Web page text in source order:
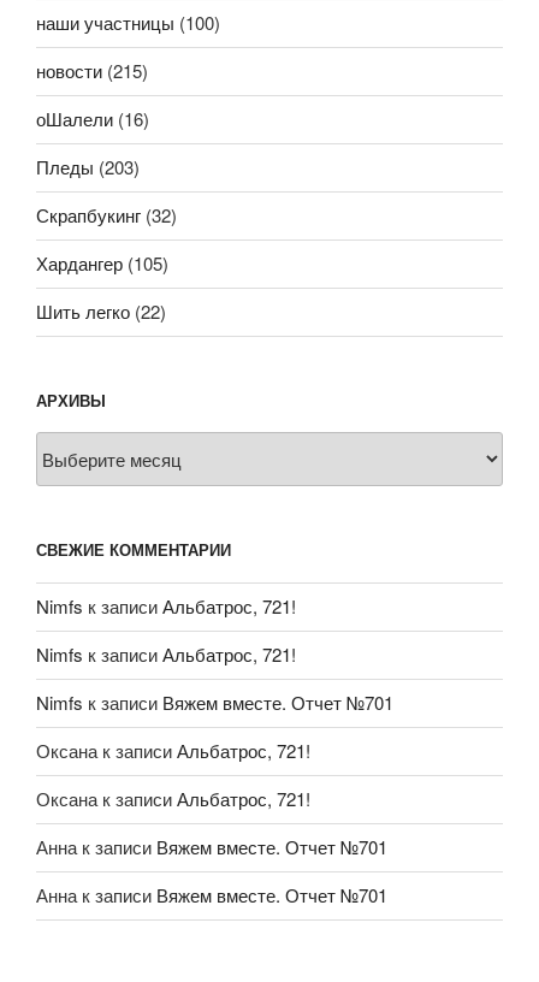
наши участницы (100)
новости (215)
оШалели (16)
Пледы (203)
Скрапбукинг (32)
Хардангер (105)
Шить легко (22)
АРХИВЫ
СВЕЖИЕ КОММЕНТАРИИ
Nimfs к записиАльбатрос, 721!
Nimfs к записиАльбатрос, 721!
Nimfs к записи Вяжем вместе. Отчет №701
Оксана к записиАльбатрос, 721!
Оксана к записиАльбатрос, 721!
Анна к записи Вяжем вместе. Отчет №701
Анна к записи Вяжем вместе. Отчет №701